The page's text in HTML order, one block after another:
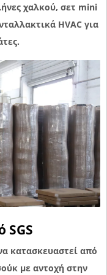
χαλκού, σετ mini
HVAC για
SGS
κατασκευαστεί από
με αντοχή στην